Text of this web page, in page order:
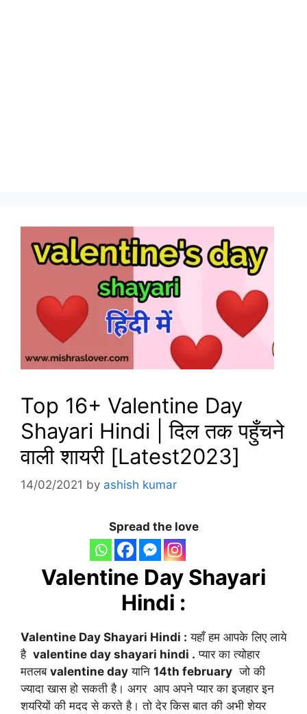
Top 16+ Valentine Day
Shayari Hindi | दिल तक पहुँचने
वाली शायरी [Latest2023]
14/02/2021 by ashish kumar
Spread the love
Valentine Day Shayari
Hindi :
Valentine Day Shayari Hindi : यहाँ हम आपके लिए लाये
है valentine day shayari hindi . प्यार का त्योहार
मतलब valentine day यानि 14th february जो की
ज्यादा खास हो सकती है। अगर आप अपने प्यार का इजहार इन
शयरियों की मदद से करते है। तो देर किस बात की अभी शेयर